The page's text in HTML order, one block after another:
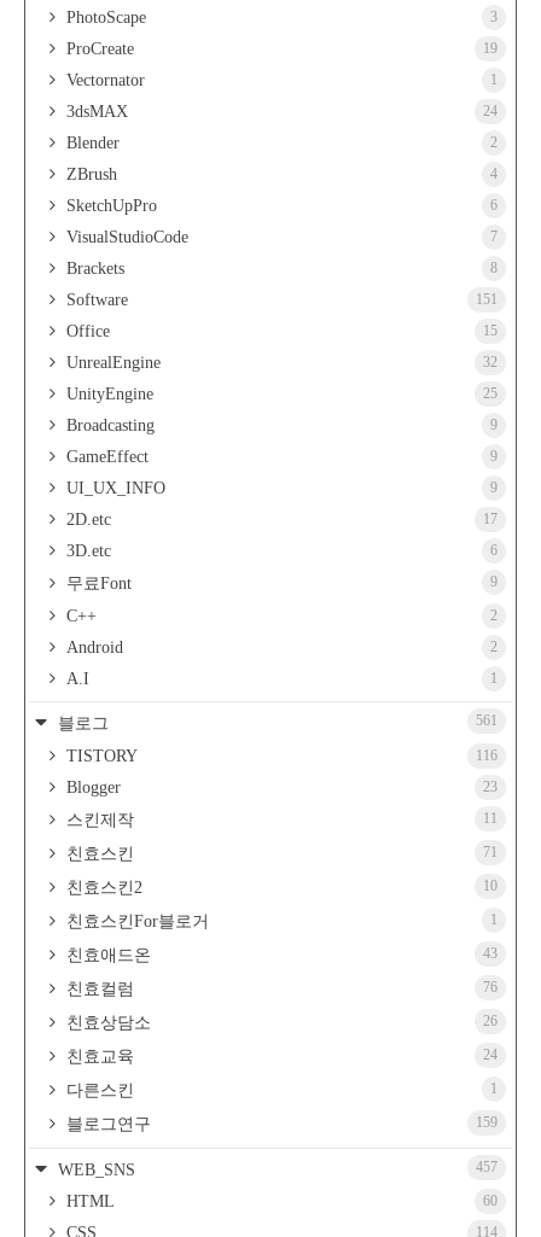
PhotoScape 3
ProCreate 19
Vectornator 1
3dsMAX 24
Blender 2
ZBrush 4
SketchUpPro 6
VisualStudioCode 7
Brackets 8
Software 151
Office 15
UnrealEngine 32
UnityEngine 25
Broadcasting 9
GameEffect 9
UI_UX_INFO 9
2D.etc 17
3D.etc 6
무료Font 9
C++ 2
Android 2
A.I 1
블로그 561
TISTORY 116
Blogger 23
스킨제작 11
친효스킨 71
친효스킨2 10
친효스킨For블로거 1
친효애드온 43
친효컬럼 76
친효상담소 26
친효교육 24
다른스킨 1
블로그연구 159
WEB_SNS 457
HTML 60
CSS 114